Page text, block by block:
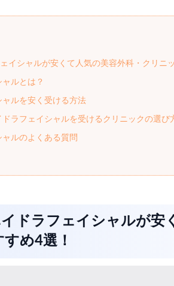
科学会
イシャルが安くて人気の美容外科・クリニ
ルとは？
ルを安く受ける方法
ラフェイシャルを受けるクリニックの選び
ルのよくある質問
ドラフェイシャルが安
め4選！